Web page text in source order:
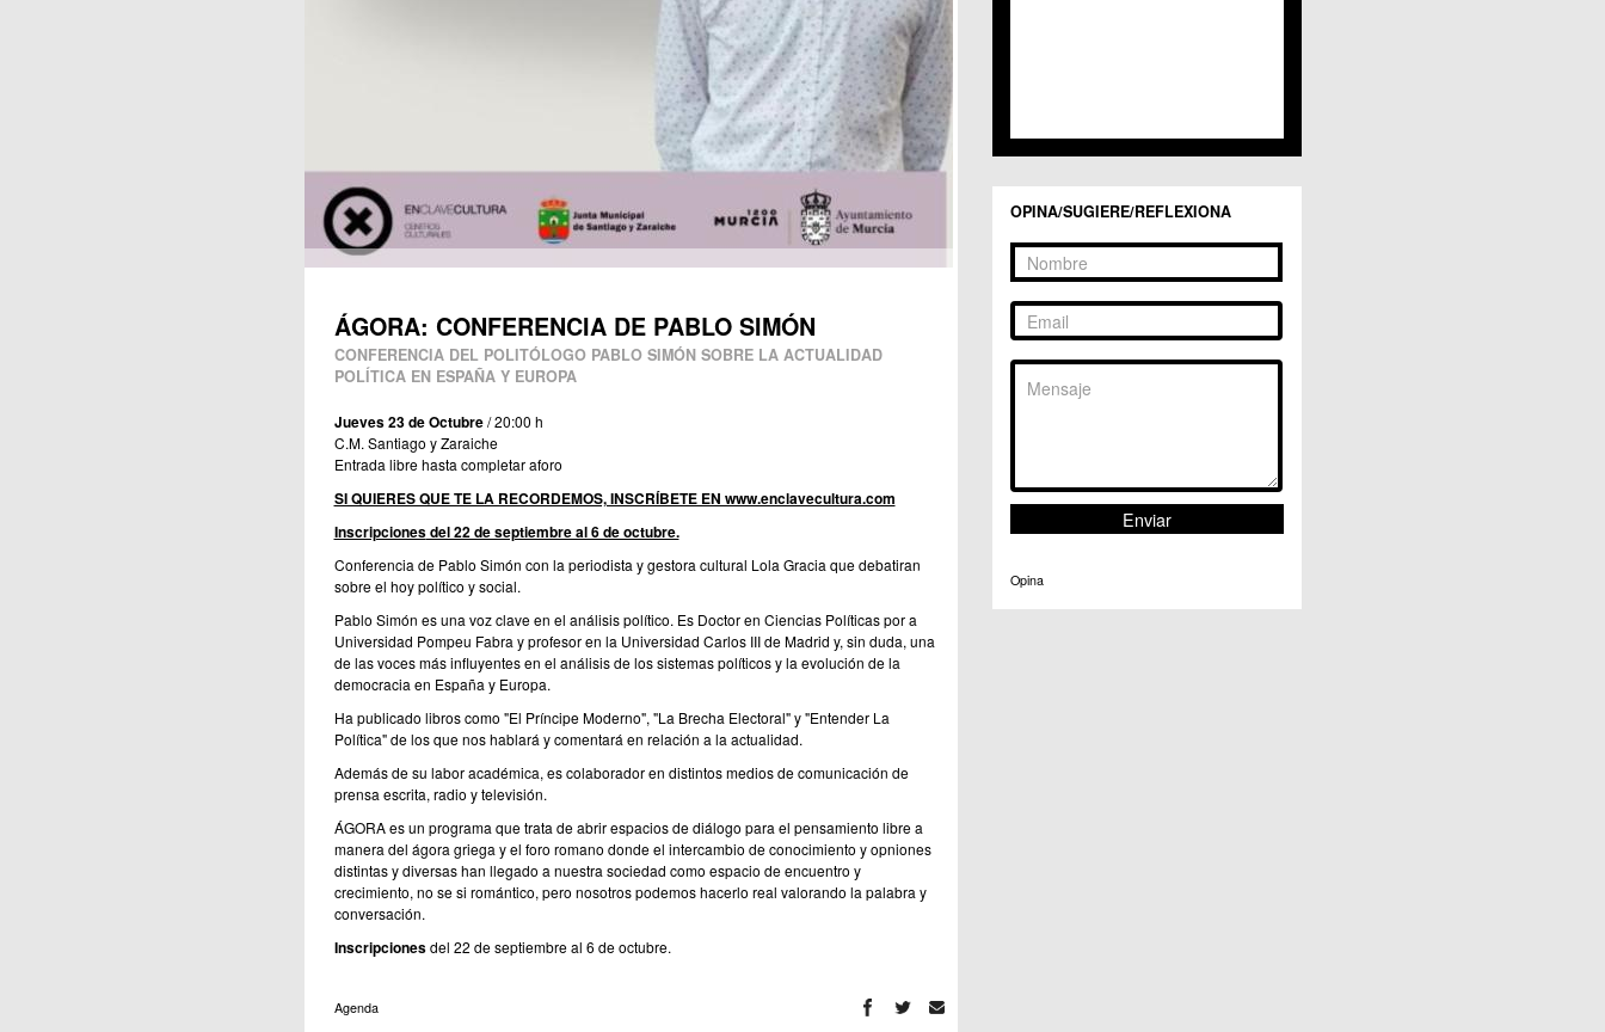
ÁGORA: CONFERENCIA DE PABLO SIMÓN
CONFERENCIA DEL POLITÓLOGO PABLO SIMÓN SOBRE LA ACTUALIDAD
POLÍTICA EN ESPAÑA Y EUROPA
Jueves 23 de Octubre/ 20:00 h
C.M. Santiago y Zaraiche
Entrada libre hasta completar aforo
SI QUIERES QUE TE LA RECORDEMOS, INSCRÍBETE EN www.enclavecultura.com
Inscripcionesdel 22 de septiembre al 6 de octubre.
Conferencia de Pablo Simón con la periodista y gestora cultural Lola Gracia que debatiran
sobre el hoy político y social.
Pablo Simón es una voz clave en el análisis político. Es Doctor en Ciencias Políticas por a
Universidad Pompeu Fabra y profesor en la Universidad Carlos III de Madrid y, sin duda, una
de las voces más influyentes en el análisis de los sistemas políticos y la evolución de la
democracia en España y Europa.
Ha publicado libros como "El Príncipe Moderno", "La Brecha Electoral" y "Entender La
Política" de los que nos hablará y comentará en relación a la actualidad.
Además de su labor académica, es colaborador en distintos medios de comunicación de
prensa escrita, radio y televisión.
ÁGORA es un programa que trata de abrir espacios de diálogo para el pensamiento libre a
manera del ágora griega y el foro romano donde el intercambio de conocimiento y opniones
distintas y diversas han llegado a nuestra sociedad como espacio de encuentro y
crecimiento, no se si romántico, pero nosotros podemos hacerlo real valorando la palabra y
conversación.
Inscripcionesdel 22 de septiembre al 6 de octubre.
Agenda
OPINA/SUGIERE/REFLEXIONA
Opina